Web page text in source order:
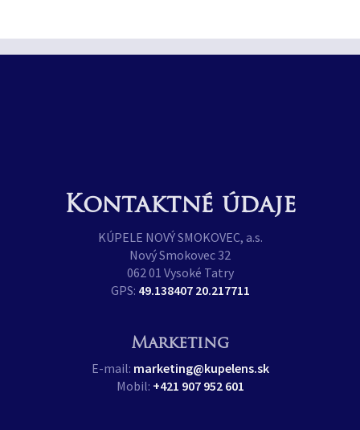
Kontaktné údaje
KÚPELE NOVÝ SMOKOVEC, a.s.
Nový Smokovec 32
062 01 Vysoké Tatry
GPS: 49.138407 20.217711
Marketing
E-mail: marketing@kupelens.sk
Mobil: +421 907 952 601